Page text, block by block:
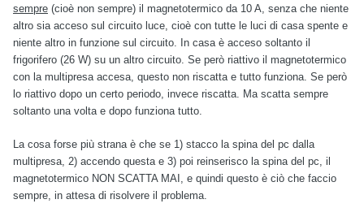
sempre (cioè non sempre) il magnetotermico da 10 A, senza che niente
altro sia acceso sul circuito luce, cioè con tutte le luci di casa spente e
niente altro in funzione sul circuito. In casa è acceso soltanto il
frigorifero (26 W) su un altro circuito. Se però riattivo il magnetotermico
con la multipresa accesa, questo non riscatta e tutto funziona. Se però
lo riattivo dopo un certo periodo, invece riscatta. Ma scatta sempre
soltanto una volta e dopo funziona tutto.
La cosa forse più strana è che se 1) stacco la spina del pc dalla
multipresa, 2) accendo questa e 3) poi reinserisco la spina del pc, il
magnetotermico NON SCATTA MAI, e quindi questo è ciò che faccio
sempre, in attesa di risolvere il problema.